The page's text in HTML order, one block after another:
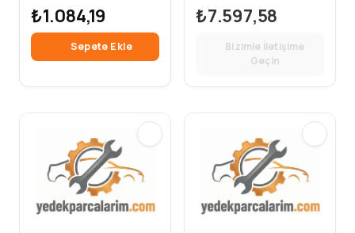
₺1.084,19
Sepete Ekle
₺7.597,58
Bizimle İletişime
Geçin